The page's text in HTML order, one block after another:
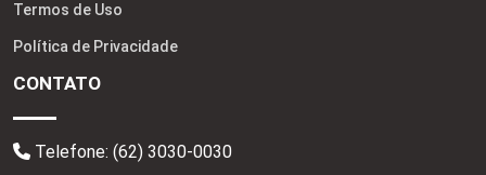
Termos de Uso
Política de Privacidade
CONTATO
Telefone: (62) 3030-0030